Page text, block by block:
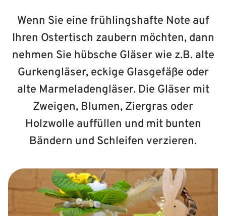
Wenn Sie eine frühlingshafte Note auf
Ihren Ostertisch zaubern möchten, dann
nehmen Sie hübsche Gläser wie z.B. alte
Gurkengläser, eckige Glasgefäße oder
alte Marmeladengläser. Die Gläser mit
Zweigen, Blumen, Ziergras oder
Holzwolle auffüllen und mit bunten
Bändern und Schleifen verzieren.